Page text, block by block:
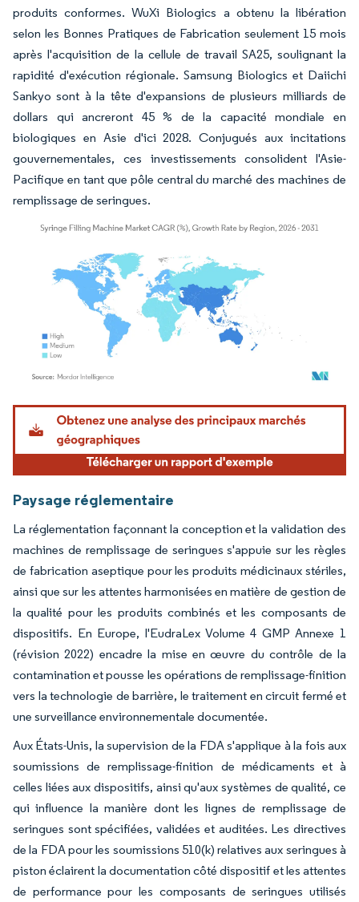
produits conformes. WuXi Biologics a obtenu la libération
selon les Bonnes Pratiques de Fabrication seulement 15 mois
après l'acquisition de la cellule de travail SA25, soulignant la
rapidité d'exécution régionale. Samsung Biologics et Daiichi
Sankyo sont à la tête d'expansions de plusieurs milliards de
dollars qui ancreront 45 % de la capacité mondiale en
biologiques en Asie d'ici 2028. Conjugués aux incitations
gouvernementales, ces investissements consolident l'Asie-
Pacifique en tant que pôle central du marché des machines de
remplissage de seringues.
Image © Mordor Intelligence. La réutilisation nécessite une attribution sous CC BY
Paysage réglementaire
La réglementation façonnant la conception et la validation des
machines de remplissage de seringues s'appuie sur les règles
de fabrication aseptique pour les produits médicinaux stériles,
ainsi que sur les attentes harmonisées en matière de gestion de
la qualité pour les produits combinés et les composants de
dispositifs. En Europe, l'EudraLex Volume 4 GMP Annexe 1
(révision 2022) encadre la mise en œuvre du contrôle de la
contamination et pousse les opérations de remplissage-finition
vers la technologie de barrière, le traitement en circuit fermé et
une surveillance environnementale documentée.
Aux États-Unis, la supervision de la FDA s'applique à la fois aux
soumissions de remplissage-finition de médicaments et à
celles liées aux dispositifs, ainsi qu'aux systèmes de qualité, ce
qui influence la manière dont les lignes de remplissage de
seringues sont spécifiées, validées et auditées. Les directives
de la FDA pour les soumissions 510(k) relatives aux seringues à
piston éclairent la documentation côté dispositif et les attentes
de performance pour les composants de seringues utilisés